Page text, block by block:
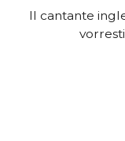
Il cantante